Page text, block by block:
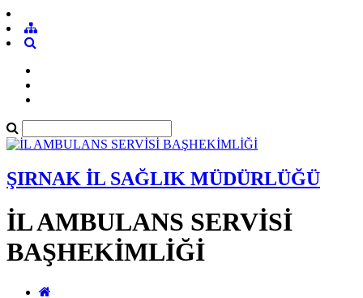
ŞIRNAK İL SAĞLIK MÜDÜRLÜĞÜ
İL AMBULANS SERVİSİ
BAŞHEKİMLİĞİ